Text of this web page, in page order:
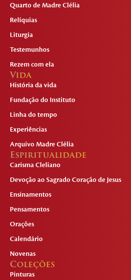
Quarto de Madre Clélia
Relíquias
Liturgia
Testemunhos
Rezem com ela
Vida
História da vida
Fundação do Instituto
Linha do tempo
Experiências
Arquivo Madre Clélia
Espiritualidade
Carisma Cleliano
Devoção ao Sagrado Coração de Jesus
Ensinamentos
Pensamentos
Orações
Calendário
Novenas
Coleções
Pinturas